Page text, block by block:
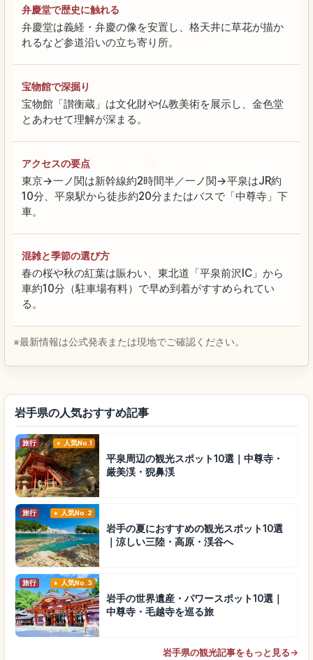
弁慶堂で歴史に触れる
弁慶堂は義経・弁慶の像を安置し、格天井に草花が描か
れるなど参道沿いの立ち寄り所。
宝物館で深掘り
宝物館「讃衡蔵」は文化財や仏教美術を展示し、金色堂
とあわせて理解が深まる。
アクセスの要点
東京→一ノ関は新幹線約2時間半／一ノ関→平泉はJR約
10分、平泉駅から徒歩約20分またはバスで「中尊寺」下
車。
混雑と季節の選び方
春の桜や秋の紅葉は賑わい、東北道「平泉前沢IC」から
車約10分（駐車場有料）で早め到着がすすめられてい
る。
※最新情報は公式発表または現地でご確認ください。
岩手県の人気おすすめ記事
旅行 人気No.1
平泉周辺の観光スポット10選｜中尊寺・
厳美渓・猊鼻渓
旅行 人気No.2
岩手の夏におすすめの観光スポット10選
｜涼しい三陸・高原・渓谷へ
旅行 人気No.3
岩手の世界遺産・パワースポット10選｜
中尊寺・毛越寺を巡る旅
岩手県の観光記事をもっと見る→